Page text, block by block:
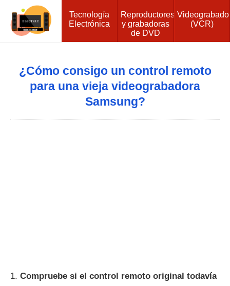
Tecnología
Electrónica
Reproductores
y grabadoras
de DVD
(VCR)
¿Cómo consigo un control remoto
para una vieja videograbadora
Samsung?
1. Compruebe si el control remoto original todavía